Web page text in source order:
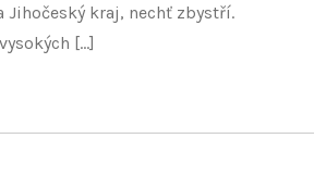
Jihočeský kraj, nechť zbystří.
[…]